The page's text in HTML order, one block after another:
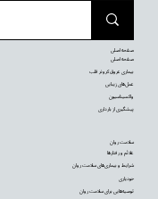
سلامت روان
علائم و رفتارها
شرایط و بیماری‌های سلامت روان
خودیاری
توصیه‌‌هایی برای سلامت روان
صفحه اصلی
صفحه اصلی
بیماری عروق کرونر قلب
عمل‌های زیبایی
واکسیناسیون
پیشگیری از بارداری